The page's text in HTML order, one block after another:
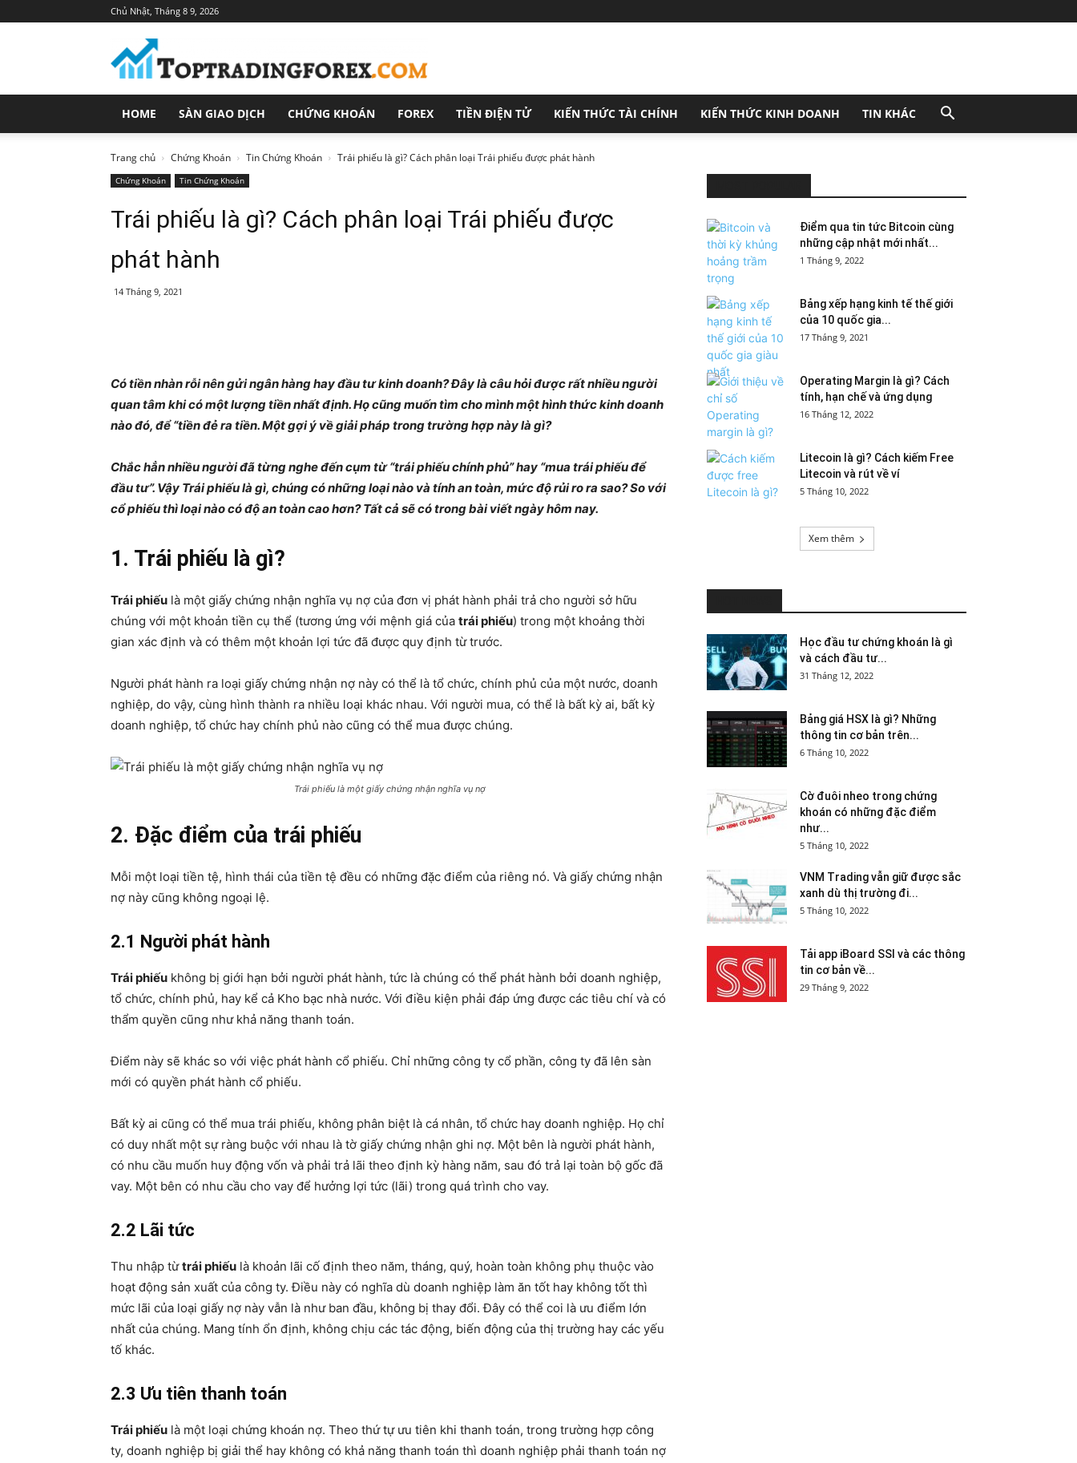
Chủ Nhật, Tháng 8 9, 2026
Trang
Tin
Tức
Đầu
Tư
Chính
HOME SÀN GIAO DỊCH CHỨNG KHOÁN FOREX TIỀN ĐIỆN TỬ KIẾN THỨC TÀI CHÍNH KIẾN THỨC KINH DOANH TIN KHÁC
Trang chủ Chứng Khoán Tin Chứng Khoán Trái phiếu là gì? Cách phân loại Trái phiếu được phát hành
Chứng Khoán Tin Chứng Khoán
Trái phiếu là gì? Cách phân loại Trái phiếu được
phát hành
14 Tháng 9, 2021
Có tiền nhàn rỗi nên gửi ngân hàng hay đầu tư kinh doanh? Đây là câu hỏi được rất nhiều người
quan tâm khi có một lượng tiền nhất định. Họ cũng muốn tìm cho mình một hình thức kinh doanh
nào đó, để “tiền đẻ ra tiền. Một gợi ý về giải pháp trong trường hợp này là gì?
Chắc hẳn nhiều người đã từng nghe đến cụm từ “trái phiếu chính phủ” hay “mua trái phiếu để
đầu tư”. Vậy Trái phiếu là gì, chúng có những loại nào và tính an toàn, mức độ rủi ro ra sao? So với
cổ phiếu thì loại nào có độ an toàn cao hơn? Tất cả sẽ có trong bài viết ngày hôm nay.
1. Trái phiếu là gì?
Trái phiếu là một giấy chứng nhận nghĩa vụ nợ của đơn vị phát hành phải trả cho người sở hữu
chúng với một khoản tiền cụ thể (tương ứng với mệnh giá của trái phiếu) trong một khoảng thời
gian xác định và có thêm một khoản lợi tức đã được quy định từ trước.
Người phát hành ra loại giấy chứng nhận nợ này có thể là tổ chức, chính phủ của một nước, doanh
nghiệp, do vậy, cùng hình thành ra nhiều loại khác nhau. Với người mua, có thể là bất kỳ ai, bất kỳ
doanh nghiệp, tổ chức hay chính phủ nào cũng có thể mua được chúng.
Trái phiếu là một giấy chứng nhận nghĩa vụ nợ
2. Đặc điểm của trái phiếu
Mỗi một loại tiền tệ, hình thái của tiền tệ đều có những đặc điểm của riêng nó. Và giấy chứng nhận
nợ này cũng không ngoại lệ.
2.1 Người phát hành
Trái phiếu không bị giới hạn bởi người phát hành, tức là chúng có thể phát hành bởi doanh nghiệp,
tổ chức, chính phủ, hay kể cả Kho bạc nhà nước. Với điều kiện phải đáp ứng được các tiêu chí và có
thẩm quyền cũng như khả năng thanh toán.
Điểm này sẽ khác so với việc phát hành cổ phiếu. Chỉ những công ty cổ phần, công ty đã lên sàn
mới có quyền phát hành cổ phiếu.
Bất kỳ ai cũng có thể mua trái phiếu, không phân biệt là cá nhân, tổ chức hay doanh nghiệp. Họ chỉ
có duy nhất một sự ràng buộc với nhau là tờ giấy chứng nhận ghi nợ. Một bên là người phát hành,
có nhu cầu muốn huy động vốn và phải trả lãi theo định kỳ hàng năm, sau đó trả lại toàn bộ gốc đã
vay. Một bên có nhu cầu cho vay để hưởng lợi tức (lãi) trong quá trình cho vay.
2.2 Lãi tức
Thu nhập từtrái phiếu là khoản lãi cố định theo năm, tháng, quý, hoàn toàn không phụ thuộc vào
hoạt động sản xuất của công ty. Điều này có nghĩa dù doanh nghiệp làm ăn tốt hay không tốt thì
mức lãi của loại giấy nợ này vẫn là như ban đầu, không bị thay đổi. Đây có thể coi là ưu điểm lớn
nhất của chúng. Mang tính ổn định, không chịu các tác động, biến động của thị trường hay các yếu
tố khác.
2.3 Ưu tiên thanh toán
Trái phiếu là một loại chứng khoán nợ. Theo thứ tự ưu tiên khi thanh toán, trong trường hợp công
ty, doanh nghiệp bị giải thể hay không có khả năng thanh toán thì doanh nghiệp phải thanh toán nợ
Điểm qua tin tức Bitcoin cùng
những cập nhật mới nhất...
1 Tháng 9, 2022
Bảng xếp hạng kinh tế thế giới
của 10 quốc gia...
17 Tháng 9, 2021
Operating Margin là gì? Cách
tính, hạn chế và ứng dụng
16 Tháng 12, 2022
Litecoin là gì? Cách kiếm Free
Litecoin và rút về ví
5 Tháng 10, 2022
Xem thêm
Học đầu tư chứng khoán là gì
và cách đầu tư...
31 Tháng 12, 2022
Bảng giá HSX là gì? Những
thông tin cơ bản trên...
6 Tháng 10, 2022
Cờ đuôi nheo trong chứng
khoán có những đặc điểm
như...
5 Tháng 10, 2022
VNM Trading vẫn giữ được sắc
xanh dù thị trường đi...
5 Tháng 10, 2022
Tải app iBoard SSI và các thông
tin cơ bản về...
29 Tháng 9, 2022